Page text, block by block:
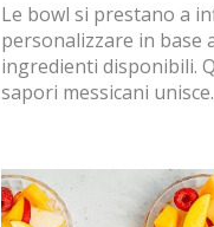
Le bowl si prestano a
personalizzare in base
ingredienti disponibili.
sapori messicani